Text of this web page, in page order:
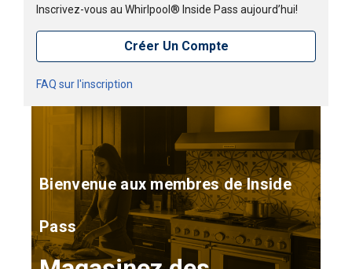
Inscrivez-vous au Whirlpool® Inside Pass aujourd’hui!
Créer Un Compte
FAQ sur l'inscription
Bienvenue aux membres de Inside
Pass